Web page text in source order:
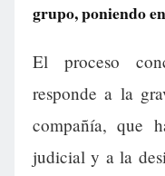
grupo, poniendo
El proceso
responde a la
compañía, que
judicial y a la